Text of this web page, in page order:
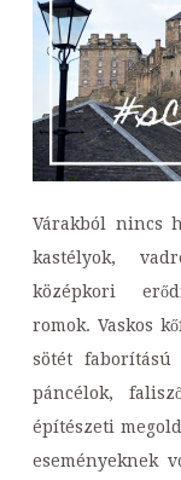
Várakból nincs
kastélyok,
középkori
romok. Vaskos
sötét faborítású
páncélok,
építészeti
eseményeknek